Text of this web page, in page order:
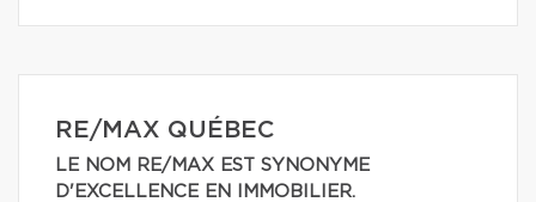
RE/MAX QUÉBEC
LE NOM RE/MAX EST SYNONYME
D'EXCELLENCE EN IMMOBILIER.